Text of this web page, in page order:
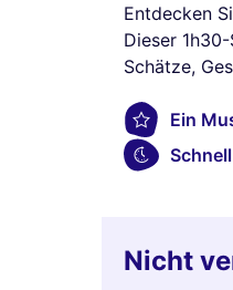
Entdecken
Dieser
Schätze,
Ein
Nicht